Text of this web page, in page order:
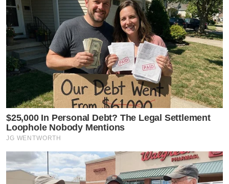
$25,000 In Personal Debt? The Legal Settlement
Loophole Nobody Mentions
JG WENTWORTH